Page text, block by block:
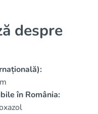
despre
în România: